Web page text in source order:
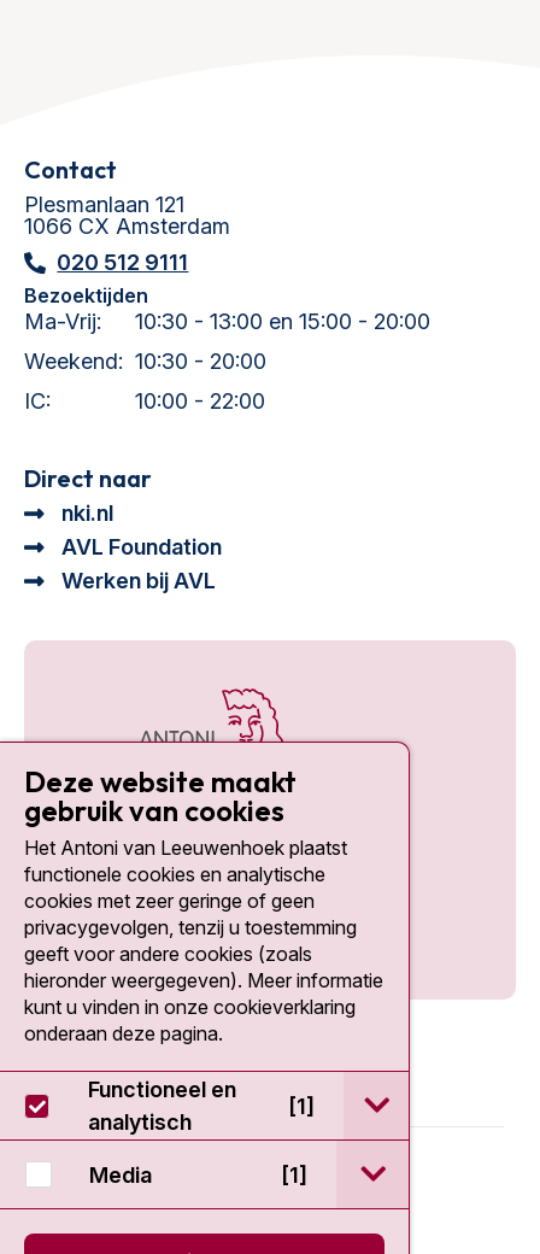
Contact
Plesmanlaan 121
1066 CX Amsterdam
020 512 9111
Bezoektijden
Ma-Vrij:
10:30 - 13:00 en 15:00 - 20:00
Weekend: 10:30 - 20:00
IC:
10:00 - 22:00
Direct naar
nki.nl
AVL Foundation
Werken bij AVL
Social media
© 2026 - Antoni van Leeuwenhoek
Disclaimer
Deze website maakt
gebruik van cookies
Het Antoni van Leeuwenhoek plaatst
functionele cookies en analytische
cookies met zeer geringe of geen
privacygevolgen, tenzij u toestemming
geeft voor andere cookies (zoals
hieronder weergegeven). Meer informatie
kunt u vinden in onze cookieverklaring
onderaan deze pagina.
Functioneel en
analytisch
[1] open / sluit
Media [1] open / sluit